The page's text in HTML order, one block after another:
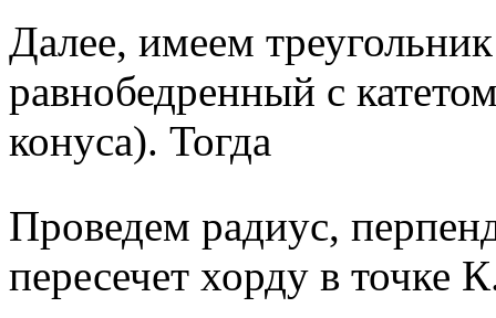
Далее, имеем
равнобедренный с
конуса). Тогда
Проведем радиус,
пересечет хорду в точке